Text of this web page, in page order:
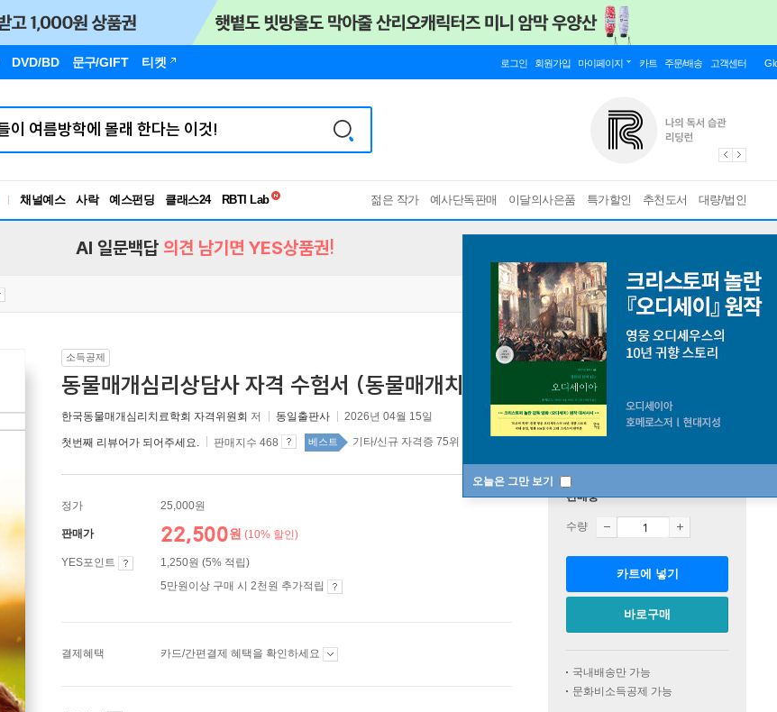
DVD/BD 문구/GIFT 티켓 로그인 회원가입 마이페이지 카트 주문/배송 고객센터
채널예스 사락 예스펀딩 클래스24
독서유형검사
젊은 작가 예사단독판매 이달의사은품 특가할인 추천도서 대량/법인
오늘은 그만 보기
AI 일문백답 의견 남기면 YES상품권!
소득공제
동물매개심리상담사 자격 수험서 (동물매개치료 공식 수험서)
한국동물매개심리치료학회 자격위원회 저 동일출판사 2026년 04월 15일
첫번째 리뷰어가 되어주세요. 판매지수 468 베스트 기타/신규 자격증 75위
정가 25,000원
판매가 22,500원 (10% 할인)
YES포인트
1,250원 (5% 적립)
5만원이상 구매 시 2천원 추가적립
결제혜택 카드/간편결제 혜택을 확인하세요
판매중
수량
카트에 넣기
바로구매
국내배송만 가능
문화비소득공제 가능